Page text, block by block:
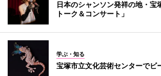
日本のシャンソン発祥の地・宝
トーク＆コンサート」
学ぶ・知る
宝塚市立文化芸術センターでビ